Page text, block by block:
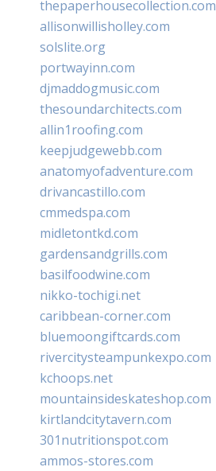
thepaperhousecollection.com
allisonwillisholley.com
solslite.org
portwayinn.com
djmaddogmusic.com
thesoundarchitects.com
allin1roofing.com
keepjudgewebb.com
anatomyofadventure.com
drivancastillo.com
cmmedspa.com
midletontkd.com
gardensandgrills.com
basilfoodwine.com
nikko-tochigi.net
caribbean-corner.com
bluemoongiftcards.com
rivercitysteampunkexpo.com
kchoops.net
mountainsideskateshop.com
kirtlandcitytavern.com
301nutritionspot.com
ammos-stores.com